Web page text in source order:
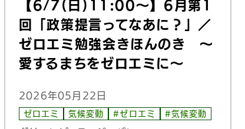
【6/7(日)11:00〜】6月第1
回「政策提言ってなあに？」／
ゼロエミ勉強会きほんのき 〜
愛するまちをゼロエミに〜
2026年05月22日
ゼロエミ 気候変動 #ゼロエミ #気候変動